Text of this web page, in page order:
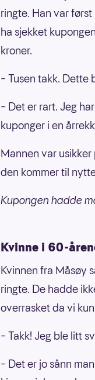
ringte. Han var
ha sjekket
kroner.
– Tusen takk. Dette
– Det er rart. Jeg
kuponger i en
Mannen var
den kommer til
Kupongen hadde
Kvinne i 60-
Kvinnen fra Måsøy
ringte. De hadde
overrasket da vi
– Takk! Jeg ble litt
– Det er jo sånn